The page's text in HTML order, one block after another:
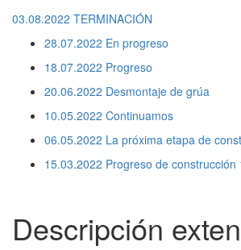
03.08.2022 TERMINACIÓN
28.07.2022 En progreso
18.07.2022 Progreso
20.06.2022 Desmontaje de grúa
10.05.2022 Continuamos
06.05.2022 La próxima etapa de
15.03.2022 Progreso de construcción
Descripción